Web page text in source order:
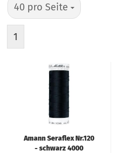
40 pro Seite
pro Seite
1
Amann Seraflex Nr.120
- schwarz 4000